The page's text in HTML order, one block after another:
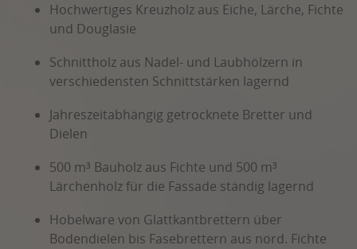
Hochwertiges Kreuzholz aus Eiche, Lärche, Fichte
und Douglasie
Schnittholz aus Nadel- und Laubhölzern in
verschiedensten Schnittstärken lagernd
Jahreszeitabhängig getrocknete Bretter und
Dielen
500 m³ Bauholz aus Fichte und 500 m³
Lärchenholz für die Fassade ständig lagernd
Hobelware von Glattkantbrettern über
Bodendielen bis Fasebrettern aus nord. Fichte